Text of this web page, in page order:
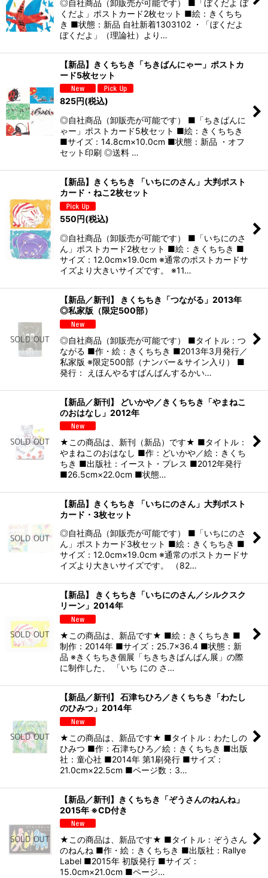
◎自社商品（卸販売が可能です） ■「ぼくだよ ぼ
くだよ」ポストカード2枚セット ■絵：きくちち
き ■状態：新品 自社新着1303102 ・「ぼくだよ
ぼくだよ」（理論社）より…
【新品】きくちちき「ちきばんにゃー」ポストカ
ード5枚セット
825円(税込)
◎自社商品（卸販売が可能です） ■「ちきばんに
ゃー」ポストカード5枚セット ■絵：きくちちき
■サイズ：14.8cm×10.0cm ■状態：新品 ・オフ
セット印刷 ◎送料 …
【新品】きくちちき 「いちにのさん」大判ポスト
カード・ねこ2枚セット
550円(税込)
◎自社商品（卸販売が可能です） ■「いちにのさ
ん」ポストカード2枚セット ■絵：きくちちき ■
サイズ：12.0cm×19.0cm ※通常のポストカードサ
イズより大きいサイズです。 ※11…
【新品／新刊】 きくちちき「つながる」2013年
◎私家版（限定500部）
◎自社商品（卸販売が可能です） ■タイトル：つ
ながる ■作・絵：きくちちき ■2013年3月発行／
私家版 ※限定500部（ナンバー＆サイン入り） ■
発行： えほんやるすばんばんするかい…
【新品／新刊】 どいかや／きくちちき「やまねこ
のおはなし」2012年
★この商品は、新刊（新品）です★ ■タイトル：
やまねこのおはなし ■作：どいかや／絵：きくち
ちき ■出版社：イースト・プレス ■2012年発行
■26.5cm×22.0cm ■状態…
【新品】きくちちき 「いちにのさん」大判ポスト
カード・3枚セット
◎自社商品（卸販売が可能です） ■「いちにのさ
ん」ポストカード3枚セット ■絵：きくちちき ■
サイズ：12.0cm×19.0cm ※通常のポストカードサ
イズより大きいサイズです。 （82…
【新品】 きくちちき「いちにのさん／シルクスク
リーン」2014年
★この商品は、新品です★ ■絵：きくちちき ■
制作：2014年 ■サイズ：25.7×36.4 ■状態：新
品 ※きくちちき個展「ちきちきばんばん展」の際
に制作した、 「いち にの さ…
【新品／新刊】 石津ちひろ／きくちちき「わたし
のひみつ」2014年
★この商品は、新品です★ ■タイトル：わたしの
ひみつ ■作：石津ちひろ／絵：きくちちき ■出版
社：童心社 ■2014年 第1刷発行 ■サイズ：
21.0cm×22.5cm ■ページ数：3…
【新品／新刊】きくちちき「ぞうさんのねんね」
2015年 ※CD付き
★この商品は、新品です★ ■タイトル：ぞうさん
のねんね ■作・絵：きくちちき ■出版社：Rallye
Label ■2015年 初版発行 ■サイズ：
15.0cm×21.0cm ■ページ…